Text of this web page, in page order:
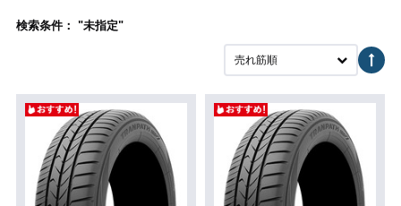
検索条件： "未指定"
売れ筋順